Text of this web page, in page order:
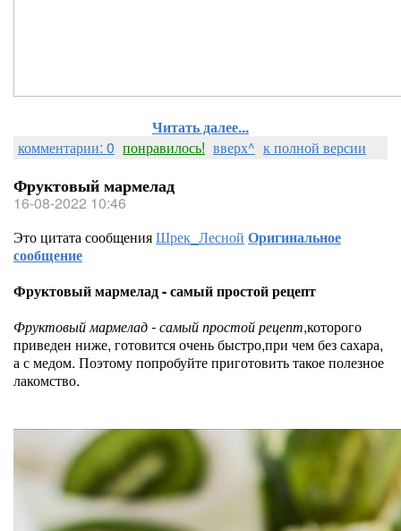
Читать далее...
комментарии: 0 понравилось! вверх^ к полной версии
Фруктовый мармелад
16-08-2022 10:46
Это цитата сообщенияШрек_Лесной Оригинальное
сообщение
Фруктовый мармелад - самый простой рецепт
Фруктовый мармелад - самый простой рецепт,которого
приведен ниже, готовится очень быстро,при чем без сахара,
а с медом. Поэтому попробуйте приготовить такое полезное
лакомство.